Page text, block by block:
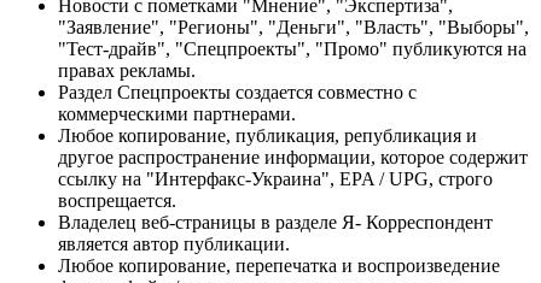
Новости с пометками "Мнение", "Экспертиза",
"Заявление", "Регионы", "Деньги", "Власть", "Выборы",
"Тест-драйв", "Спецпроекты", "Промо" публикуются на
правах рекламы.
Раздел Спецпроекты создается совместно с
коммерческими партнерами.
Любое копирование, публикация, републикация и
другое распространение информации, которое содержит
ссылку на "Интерфакс-Украина", EPA / UPG, строго
воспрещается.
Владелец веб-страницы в разделе Я- Корреспондент
является автор публикации.
Любое копирование, перепечатка и воспроизведение